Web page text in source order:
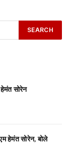
सोरेन
हेमंत सोरेन, बोले